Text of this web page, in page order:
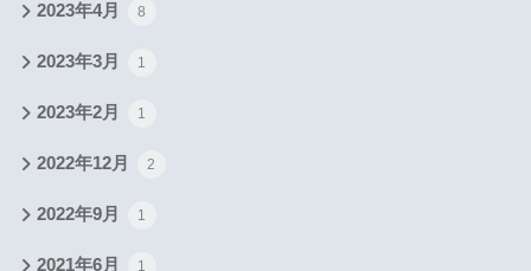
2023年4月 8
2023年3月 1
2023年2月 1
2022年12月 2
2022年9月 1
2021年6月 1